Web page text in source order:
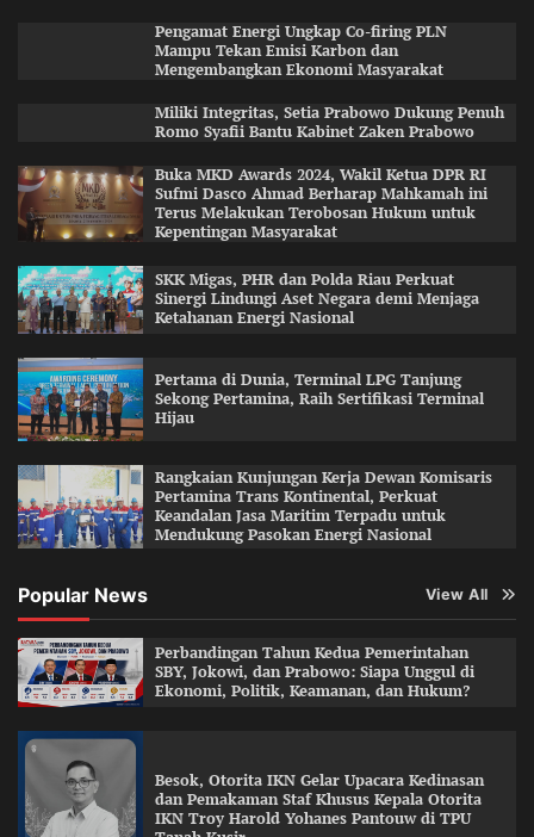
Pengamat Energi Ungkap Co-firing PLN
Mampu Tekan Emisi Karbon dan
Mengembangkan Ekonomi Masyarakat
Miliki Integritas, Setia Prabowo Dukung Penuh
Romo Syafii Bantu Kabinet Zaken Prabowo
Buka MKD Awards 2024, Wakil Ketua DPR RI
Sufmi Dasco Ahmad Berharap Mahkamah ini
Terus Melakukan Terobosan Hukum untuk
Kepentingan Masyarakat
SKK Migas, PHR dan Polda Riau Perkuat
Sinergi Lindungi Aset Negara demi Menjaga
Ketahanan Energi Nasional
Pertama di Dunia, Terminal LPG Tanjung
Sekong Pertamina, Raih Sertifikasi Terminal
Hijau
Rangkaian Kunjungan Kerja Dewan Komisaris
Pertamina Trans Kontinental, Perkuat
Keandalan Jasa Maritim Terpadu untuk
Mendukung Pasokan Energi Nasional
Popular News View All
Perbandingan Tahun Kedua Pemerintahan
SBY, Jokowi, dan Prabowo: Siapa Unggul di
Ekonomi, Politik, Keamanan, dan Hukum?
Besok, Otorita IKN Gelar Upacara Kedinasan
dan Pemakaman Staf Khusus Kepala Otorita
IKN Troy Harold Yohanes Pantouw di TPU